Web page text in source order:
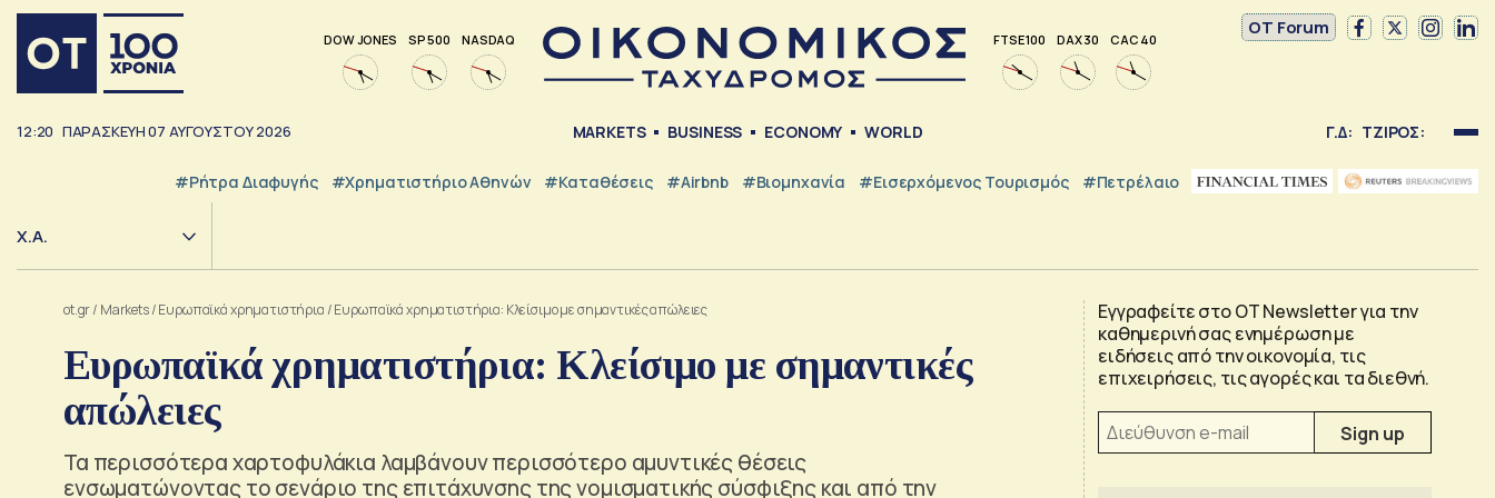
DOW JONES SP 500 NASDAQ FTSE 100 DAX 30 CAC 40
OT Forum
12:20 ΠΑΡΑΣΚΕΥΗ07 ΑΥΓΟΥΣΤΟΥ2026 MARKETS BUSINESS ECONOMY WORLD Γ.Δ: ΤΖΙΡΟΣ:
#ρήτρα Διαφυγής #Χρηματιστήριο Αθηνών #Καταθέσεις #Airbnb #Βιομηχανία #εισερχόμενος Τουρισμός #Πετρέλαιο
Χ.Α.
ot.gr/ Markets/Ευρωπαϊκά χρηματιστήρια /Ευρωπαϊκά χρηματιστήρια: Κλείσιμο με σημαντικές απώλειες
Ευρωπαϊκά χρηματιστήρια: Κλείσιμο με σημαντικές
απώλειες
Τα περισσότερα χαρτοφυλάκια λαμβάνουν περισσότερο αμυντικές θέσεις
ενσωματώνοντας το σενάριο της επιτάχυνσης της νομισματικής σύσφιξης και από την
Εγγραφείτε στο OT Newsletter για την
καθημερινή σας ενημέρωση με
ειδήσεις από την οικονομία, τις
επιχειρήσεις, τις αγορές και τα διεθνή.